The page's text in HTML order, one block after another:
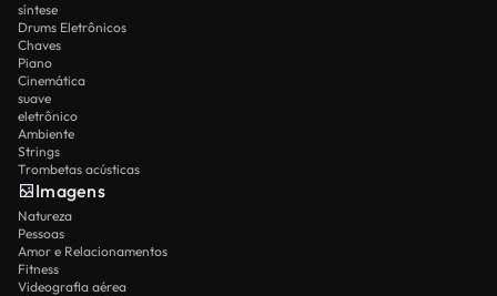
síntese
Drums Eletrônicos
Chaves
Piano
Cinemática
suave
eletrônico
Ambiente
Strings
Trombetas acústicas
Imagens
Natureza
Pessoas
Amor e Relacionamentos
Fitness
Videografia aérea